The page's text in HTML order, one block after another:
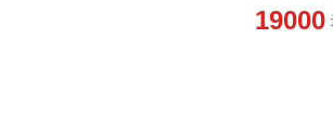
19000